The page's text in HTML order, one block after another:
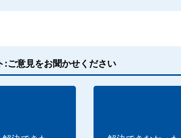
:ご意見をお聞かせください